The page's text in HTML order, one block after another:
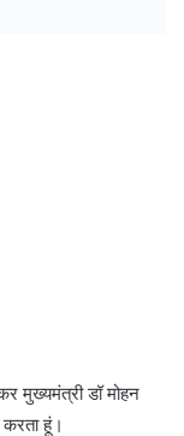
मुख्यमंत्री डॉ मोहन
करता हूं।